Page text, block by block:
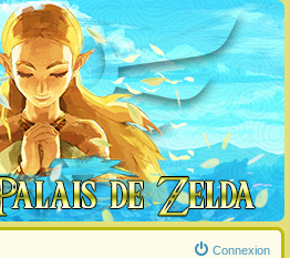
Connexion